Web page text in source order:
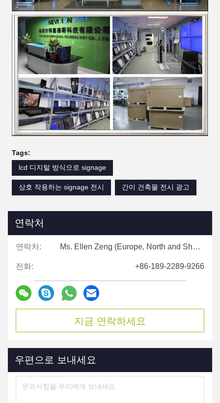
Tags:
lcd 디지털 방식으로 signage
상호 작용하는 signage 전시 간이 건축물 전시 광고
연락처
연락처: Ms. Ellen Zeng (Europe, North and Shouth America)
전화: +86-189-2289-9266
지금 연락하세요
우편으로 보내세요